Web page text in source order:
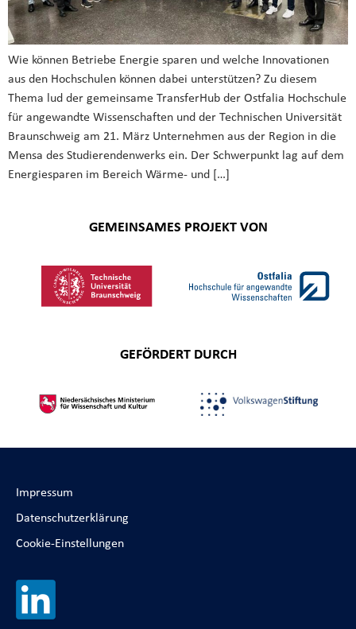
Wie können Betriebe Energie sparen und welche Innovationen
aus den Hochschulen können dabei unterstützen? Zu diesem
Thema lud der gemeinsame TransferHub der Ostfalia Hochschule
für angewandte Wissenschaften und der Technischen Universität
Braunschweig am 21. März Unternehmen aus der Region in die
Mensa des Studierendenwerks ein. Der Schwerpunkt lag auf dem
Energiesparen im Bereich Wärme- und […]
GEMEINSAMES PROJEKT VON
GEFÖRDERT DURCH
Impressum
Datenschutzerklärung
Cookie-Einstellungen